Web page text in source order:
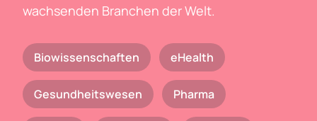
wachsenden Branchen der Welt.
Biowissenschaften eHealth
Gesundheitswesen Pharma